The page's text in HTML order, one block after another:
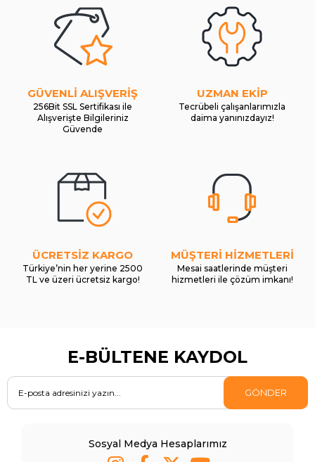
GÜVENLİ ALIŞVERİŞ
256Bit SSL Sertifikası ile
Alışverişte Bilgileriniz
Güvende
UZMAN EKİP
Tecrübeli çalışanlarımızla
daima yanınızdayız!
ÜCRETSİZ KARGO
Türkiye’nin her yerine 2500
TL ve üzeri ücretsiz kargo!
MÜŞTERİ HİZMETLERİ
Mesai saatlerinde müşteri
hizmetleri ile çözüm imkanı!
E-BÜLTENE KAYDOL
GÖNDER
Sosyal Medya Hesaplarımız